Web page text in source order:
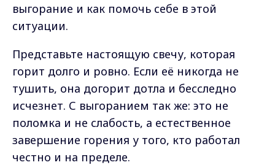
выгорание и как помочь себе в этой
ситуации.
Представьте настоящую свечу, которая
горит долго и ровно. Если её никогда не
тушить, она догорит дотла и бесследно
исчезнет. С выгоранием так же: это не
поломка и не слабость, а естественное
завершение горения у того, кто работал
честно и на пределе.